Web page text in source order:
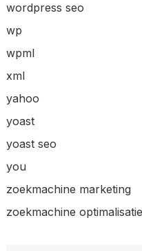
wordpress seo
wp
wpml
xml
yahoo
yoast
yoast seo
you
zoekmachine marketing
zoekmachine optimalisatie